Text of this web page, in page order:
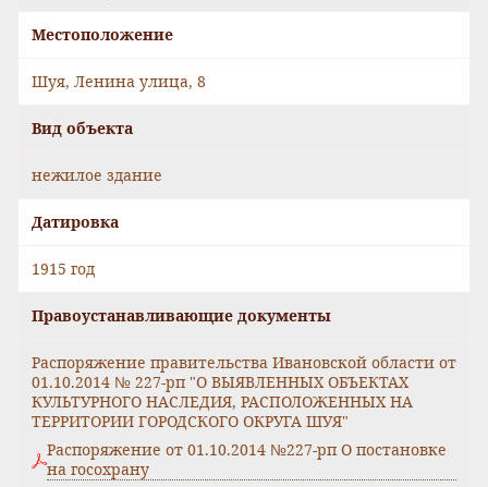
Местоположение
Шуя, Ленина улица, 8
Вид объекта
нежилое здание
Датировка
1915 год
Правоустанавливающие документы
Распоряжение правительства Ивановской области от
01.10.2014 № 227-рп "О ВЫЯВЛЕННЫХ ОБЪЕКТАХ
КУЛЬТУРНОГО НАСЛЕДИЯ, РАСПОЛОЖЕННЫХ НА
ТЕРРИТОРИИ ГОРОДСКОГО ОКРУГА ШУЯ"
Распоряжение от 01.10.2014 №227-рп О постановке
на госохрану